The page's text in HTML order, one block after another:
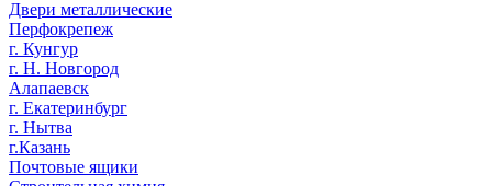
Двери металлические
Перфокрепеж
г. Кунгур
г. Н. Новгород
Алапаевск
г. Екатеринбург
г. Нытва
г.Казань
Почтовые ящики